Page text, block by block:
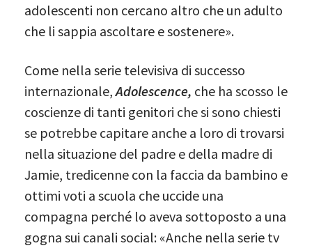
adolescenti non cercano altro che un adulto
che li sappia ascoltare e sostenere».
Come nella serie televisiva di successo
internazionale,Adolescence, che ha scosso le
coscienze di tanti genitori che si sono chiesti
se potrebbe capitare anche a loro di trovarsi
nella situazione del padre e della madre di
Jamie, tredicenne con la faccia da bambino e
ottimi voti a scuola che uccide una
compagna perché lo aveva sottoposto a una
gogna sui canali social: «Anche nella serie tv